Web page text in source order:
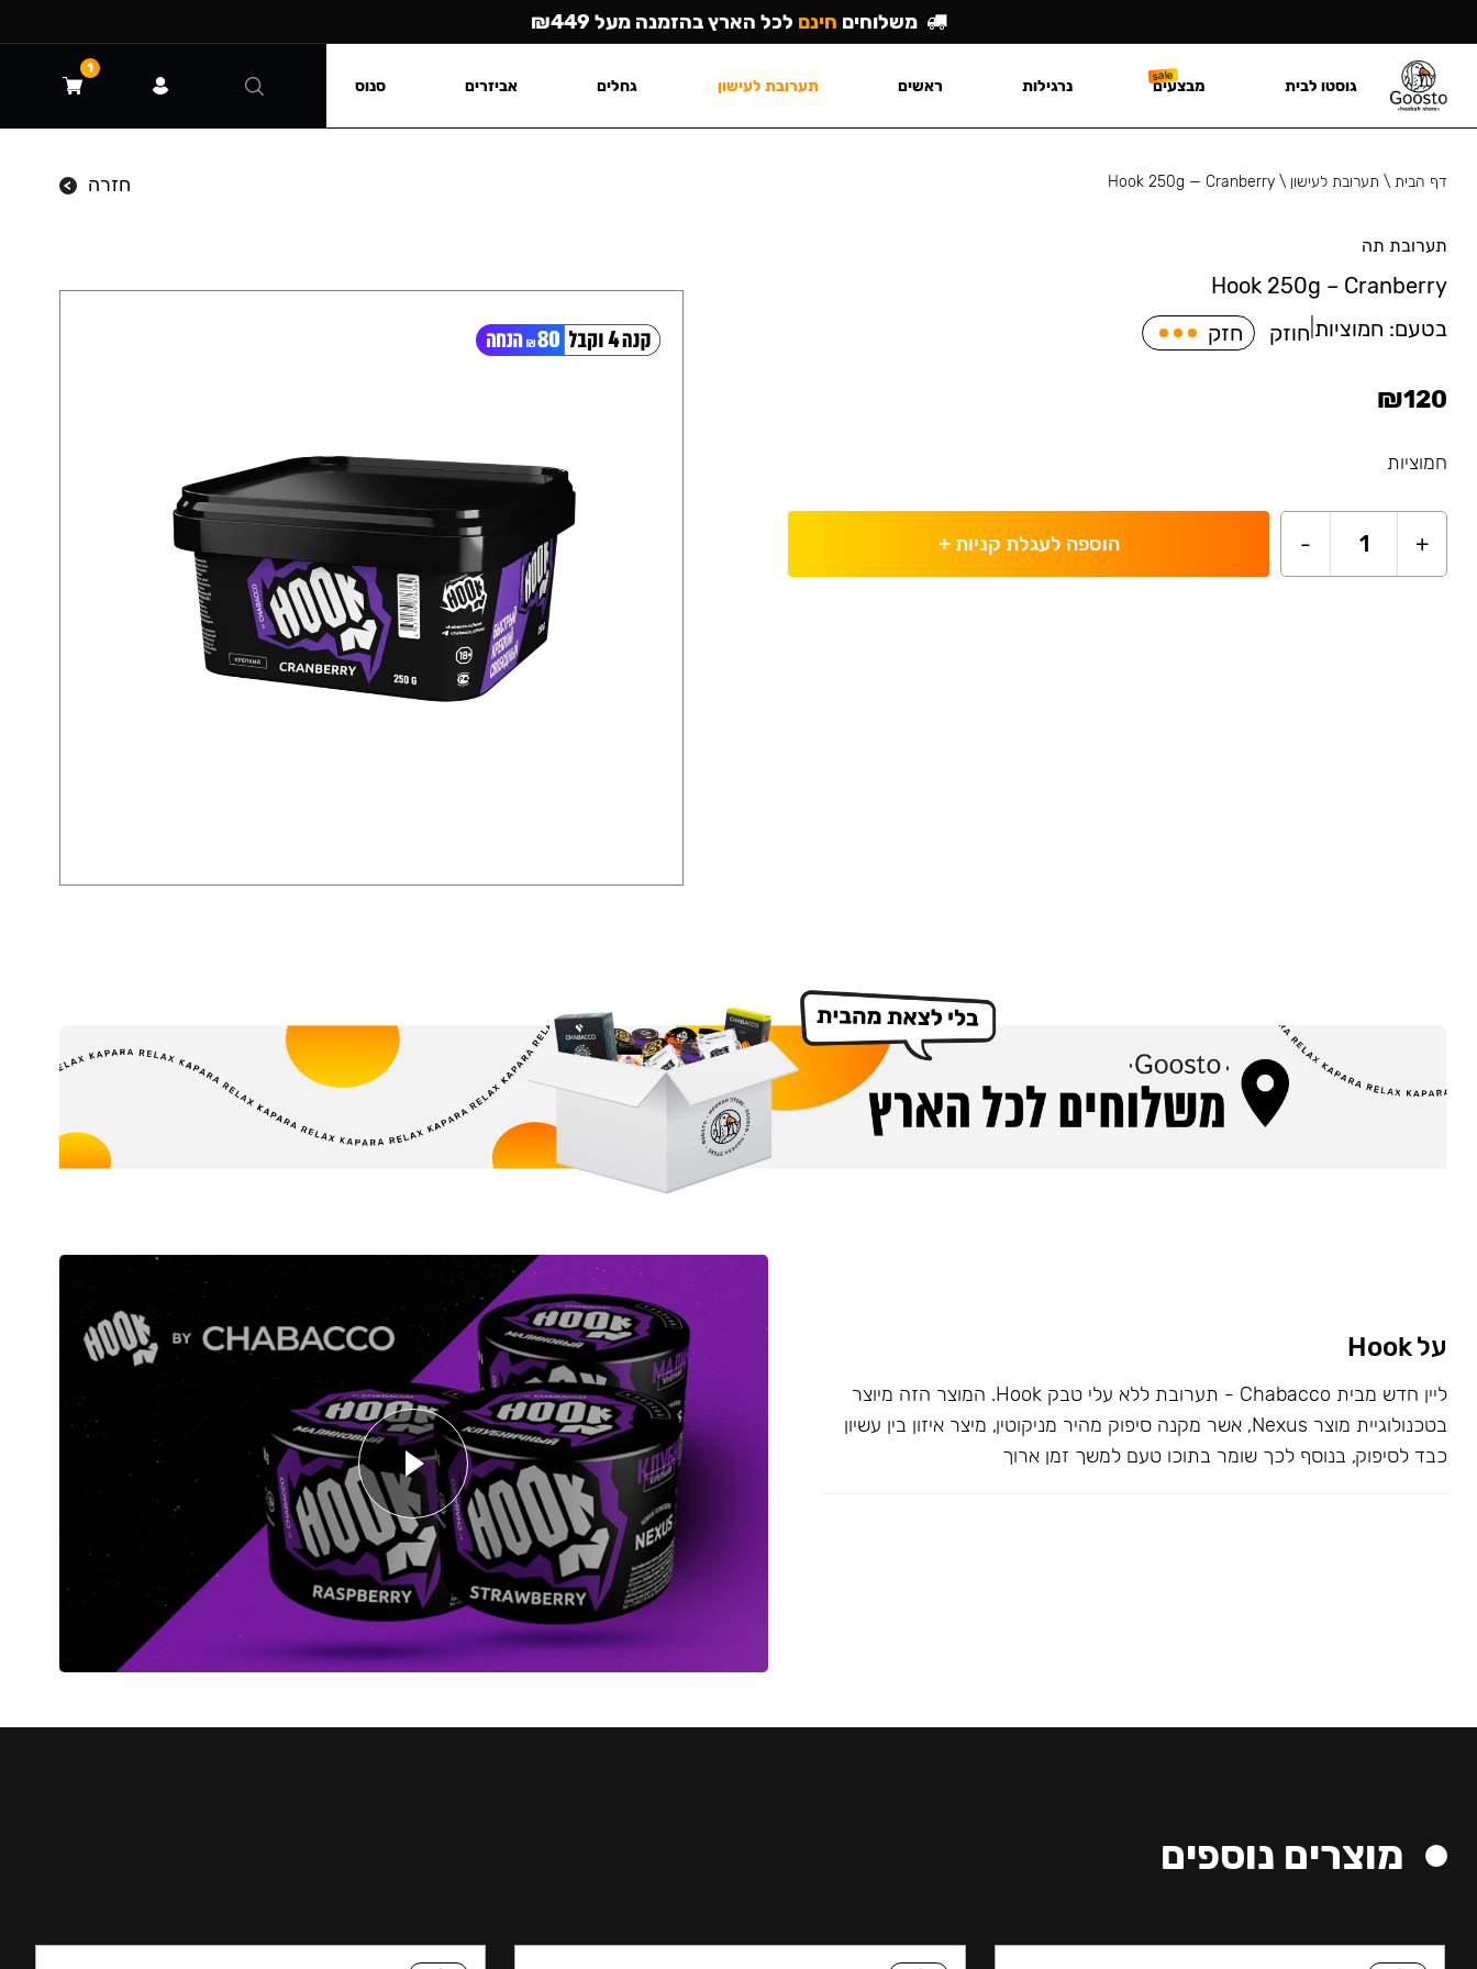
דף הבית\ תערובת לעישון \
Hook 250g — Cranberry חזרה
תערובת תה
Hook 250g – Cranberry
בטעם: חמוציות חוזק חזק
₪120
חמוציות
+
1
- הוספה לעגלת קניות+
על Hook
ליין חדש מבית Chabacco - תערובת ללא עלי טבק Hook. המוצר הזה מיוצר
בטכנולוגיית מוצר Nexus, אשר מקנה סיפוק מהיר מניקוטין, מיצר איזון בין עשיון
כבד לסיפוק, בנוסף לכך שומר בתוכו טעם למשך זמן ארוך
מוצרים נוספים
משלוחים חינם לכל הארץ בהזמנה מעל ₪449
גוסטו לבית מבצעים נרגילות ראשים תערובת לעישון גחלים אביזרים סנוס
1